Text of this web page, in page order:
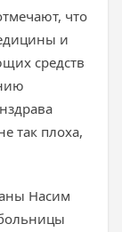
что
и
средств
так плоха,
Насим